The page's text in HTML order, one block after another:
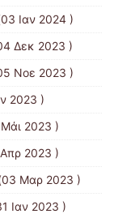
Ιαν 2024 )
Δεκ 2023 )
Νοε 2023 )
2023 )
2023 )
2023 )
Μαρ 2023 )
Ιαν 2023 )